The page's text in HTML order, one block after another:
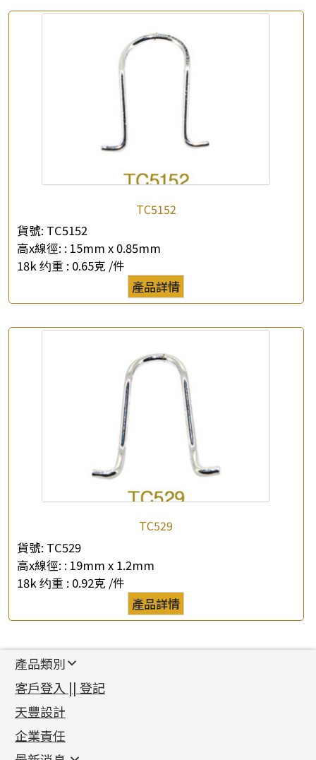
查詢以下產品
TC5152
貨號: TC5152
高x線徑: : 15mm x 0.85mm
18k 约重 : 0.65克 /件
產品詳情
TC529
貨號: TC529
高x線徑: : 19mm x 1.2mm
18k 约重 : 0.92克 /件
產品詳情
產品類別
新產品
足金系列
足金配件
機織鏈系列
珠仔鏈
镶口链
首飾配件
耳環類配件
鑲口類
客戶登入 || 登記
天豐設計
企業責任